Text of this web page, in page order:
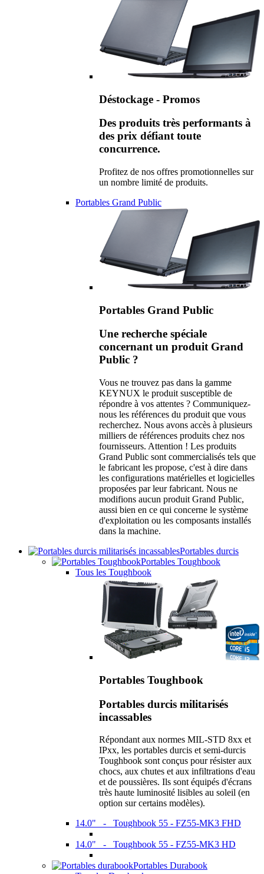
Déstockage - Promos
Des produits très performants à
des prix défiant toute
concurrence.
Profitez de nos offres promotionnelles sur
un nombre limité de produits.
Portables Grand Public
Portables Grand Public
Une recherche spéciale
concernant un produit Grand
Public ?
Vous ne trouvez pas dans la gamme
KEYNUX le produit susceptible de
répondre à vos attentes ? Communiquez-
nous les références du produit que vous
recherchez. Nous avons accès à plusieurs
milliers de références produits chez nos
fournisseurs. Attention ! Les produits
Grand Public sont commercialisés tels que
le fabricant les propose, c'est à dire dans
les configurations matérielles et logicielles
proposées par leur fabricant. Nous ne
modifions aucun produit Grand Public,
aussi bien en ce qui concerne le système
d'exploitation ou les composants installés
dans la machine.
Portables durcis
Portables Toughbook
Tous les Toughbook
Portables Toughbook
Portables durcis militarisés
incassables
Répondant aux normes MIL-STD 8xx et
IPxx, les portables durcis et semi-durcis
Toughbook sont conçus pour résister aux
chocs, aux chutes et aux infiltrations d'eau
et de poussières. Ils sont équipés d'écrans
très haute luminosité lisibles au soleil (en
option sur certains modèles).
14.0" - Toughbook 55 - FZ55-MK3 FHD
14.0" - Toughbook 55 - FZ55-MK3 HD
Portables Durabook